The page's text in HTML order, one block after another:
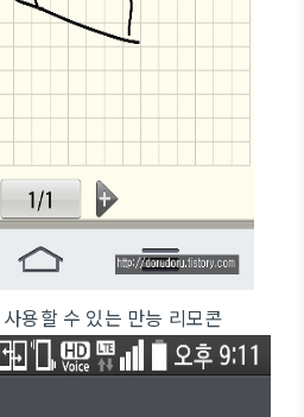
용할 수 있는 만능 리모콘